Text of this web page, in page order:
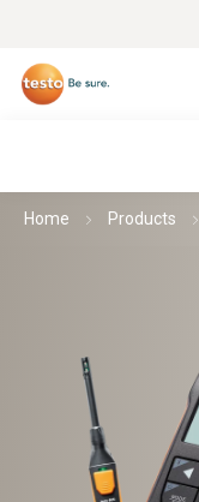
Home Products